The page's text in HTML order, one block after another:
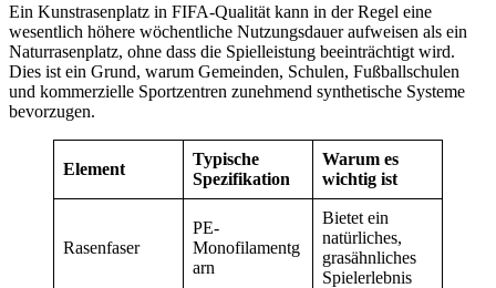
Ein Kunstrasenplatz in FIFA-Qualität kann in der Regel eine
wesentlich höhere wöchentliche Nutzungsdauer aufweisen als ein
Naturrasenplatz, ohne dass die Spielleistung beeinträchtigt wird.
Dies ist ein Grund, warum Gemeinden, Schulen, Fußballschulen
und kommerzielle Sportzentren zunehmend synthetische Systeme
bevorzugen.
Element
Typische
Spezifikation
Warum es
wichtig ist
Rasenfaser
PE-
Monofilamentg
arn
Bietet ein
natürliches,
grasähnliches
Spielerlebnis